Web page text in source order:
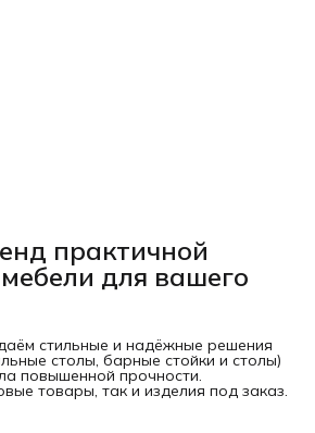
практичной
для вашего
стильные и надёжные решения
столы, барные стойки и столы)
повышенной прочности.
товары, так и изделия под заказ.